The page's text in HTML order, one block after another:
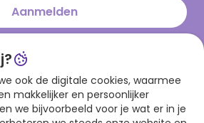
Aanmelden
app
ook de digitale cookies, waarmee
makkelijker en persoonlijker
we bijvoorbeeld voor je wat er in je